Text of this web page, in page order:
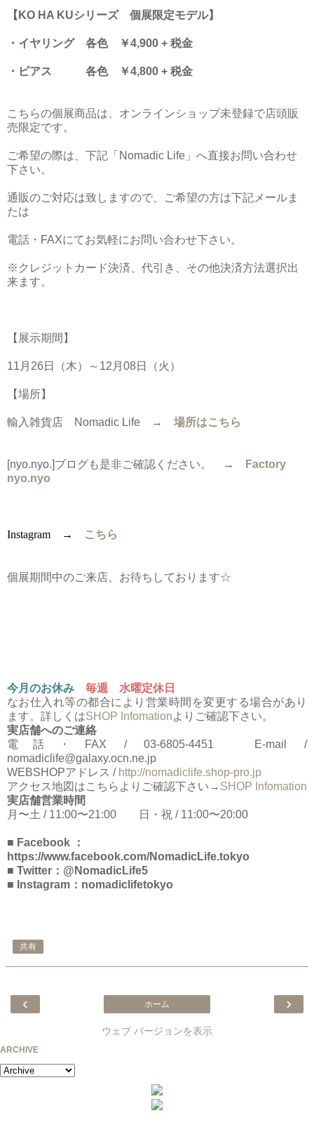
【KO HA KUシリーズ 個展限定モデル】
・イヤリング 各色 ￥4,900 + 税金
・ピアス 各色 ￥4,800 + 税金
こちらの個展商品は、オンラインショップ未登録で店頭販
売限定です。
ご希望の際は、下記「Nomadic Life」へ直接お問い合わせ
下さい。
通販のご対応は致しますので、ご希望の方は下記メールま
たは
電話・FAXにてお気軽にお問い合わせ下さい。
※クレジットカード決済、代引き、その他決済方法選択出
来ます。
【展示期間】
11月26日（木）～12月08日（火）
【場所】
輸入雑貨店 Nomadic Life → 場所はこちら
[nyo.nyo.]ブログも是非ご確認ください。 →
Factory
nyo.nyo
Instagram → こちら
個展期間中のご来店、お待ちしております☆
今月のお休み
毎週 水曜定休日
なお仕入れ等の都合により営業時間を変更する場合があり
ます。詳しくはSHOP Infomationよりご確認下さい。
実店舗へのご連絡
電話・FAX / 03-6805-4451 E-mail /
nomadiclife@galaxy.ocn.ne.jp
WEBSHOPアドレス / http://nomadiclife.shop-pro.jp
アクセス地図はこちらよりご確認下さい→ SHOP Infomation
実店舗営業時間
月〜土 / 11:00〜21:00 日・祝 / 11:00〜20:00
■ Facebook ：
https://www.facebook.com/NomadicLife.tokyo
■ Twitter：@NomadicLife5
■ Instagram：nomadiclifetokyo
共有
‹ ›
ホーム
ウェブ バージョンを表示
ARCHIVE